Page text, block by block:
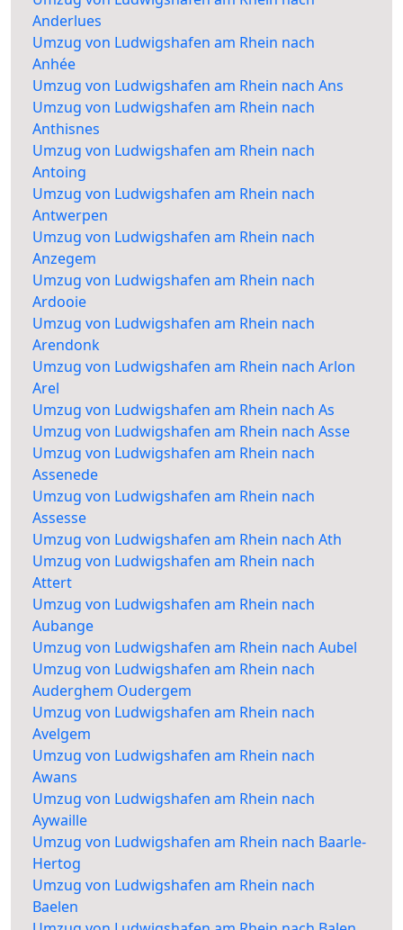
Anderlues
Umzug von Ludwigshafen am Rhein nach
Anhée
Umzug von Ludwigshafen am Rhein nach Ans
Umzug von Ludwigshafen am Rhein nach
Anthisnes
Umzug von Ludwigshafen am Rhein nach
Antoing
Umzug von Ludwigshafen am Rhein nach
Antwerpen
Umzug von Ludwigshafen am Rhein nach
Anzegem
Umzug von Ludwigshafen am Rhein nach
Ardooie
Umzug von Ludwigshafen am Rhein nach
Arendonk
Umzug von Ludwigshafen am Rhein nach Arlon
Arel
Umzug von Ludwigshafen am Rhein nach As
Umzug von Ludwigshafen am Rhein nach Asse
Umzug von Ludwigshafen am Rhein nach
Assenede
Umzug von Ludwigshafen am Rhein nach
Assesse
Umzug von Ludwigshafen am Rhein nach Ath
Umzug von Ludwigshafen am Rhein nach
Attert
Umzug von Ludwigshafen am Rhein nach
Aubange
Umzug von Ludwigshafen am Rhein nach Aubel
Umzug von Ludwigshafen am Rhein nach
Auderghem Oudergem
Umzug von Ludwigshafen am Rhein nach
Avelgem
Umzug von Ludwigshafen am Rhein nach
Awans
Umzug von Ludwigshafen am Rhein nach
Aywaille
Umzug von Ludwigshafen am Rhein nach Baarle-
Hertog
Umzug von Ludwigshafen am Rhein nach
Baelen